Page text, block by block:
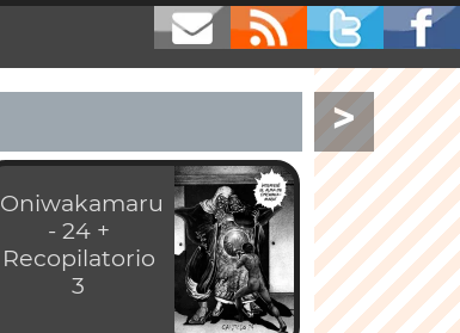
>
Oniwakamaru
- 24 +
Recopilatorio
3